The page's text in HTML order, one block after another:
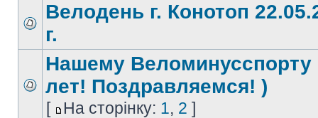
Велодень г. Конотоп
г.
Нашему Веломинусспорту
лет! Поздравляемся! )
[ На сторінку: 1, 2 ]